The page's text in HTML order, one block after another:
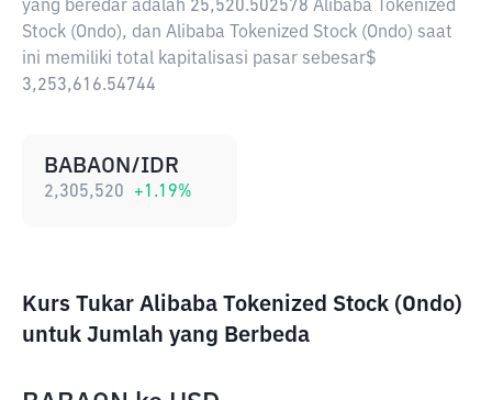
yang beredar adalah 25,520.502578 Alibaba Tokenized
Stock (Ondo), dan Alibaba Tokenized Stock (Ondo) saat
ini memiliki total kapitalisasi pasar sebesar$
3,253,616.54744
BABAON/IDR
2,305,520 +1.19%
Kurs Tukar Alibaba Tokenized Stock (Ondo)
untuk Jumlah yang Berbeda